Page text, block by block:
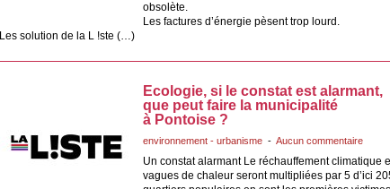
obsolète.
Les factures d’énergie pèsent trop lourd.
Les solution de la L !ste (…)
Ecologie, si le constat est alarmant,
que peut faire la municipalité
à Pontoise ?
environnement - urbanisme - Aucun commentaire
Un constat alarmant Le réchauffement climatique
vagues de chaleur seront multipliées par 5 d’ici